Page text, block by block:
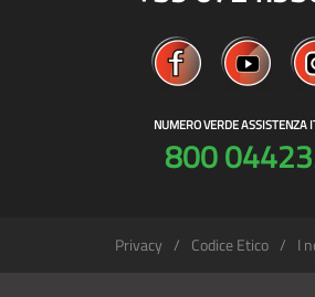
NUMERO VERDE ASSISTENZA
800
Privacy Codice Etico I